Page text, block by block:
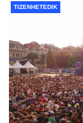
TIZENHETEDIK